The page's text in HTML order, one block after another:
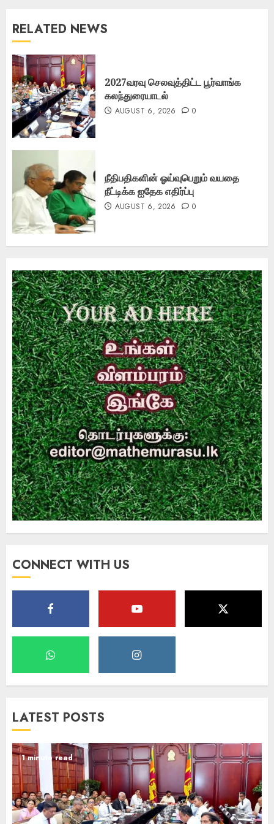
RELATED NEWS
2027வரவு செலவுத்திட்ட பூர்வாங்க
கலந்துரையாடல்
AUGUST 6, 2026 0
நீதிபதிகளின் ஓய்வுபெறும் வயதை
நீட்டிக்க ஐதேக எதிர்ப்பு
AUGUST 6, 2026 0
CONNECT WITH US
LATEST POSTS
1 minute read